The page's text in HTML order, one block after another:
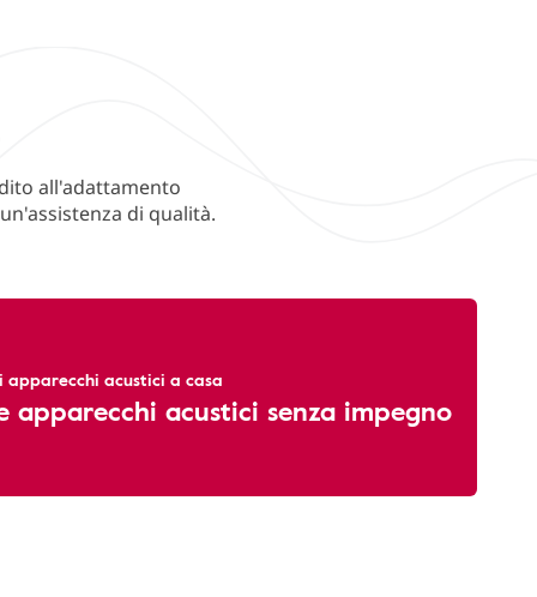
all'adattamento
di qualità.
apparecchi acustici a casa
apparecchi acustici senza impegno